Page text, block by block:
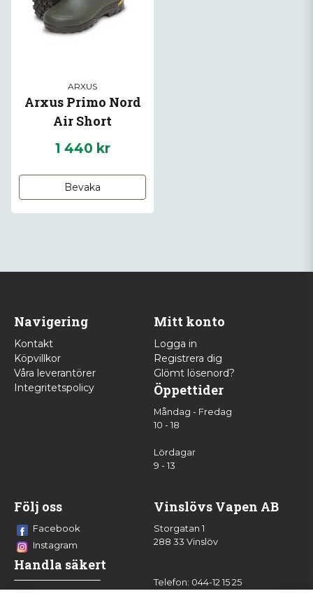
ARXUS
Arxus Primo Nord
Air Short
1 440 kr
Bevaka
Navigering
Kontakt
Köpvillkor
Våra leverantörer
Integritetspolicy
Mitt konto
Logga in
Registrera dig
Glömt lösenord?
Öppettider
Måndag - Fredag
10 - 18
Lördagar
9 - 13
Följ oss
Facebook
Instagram
Handla säkert
Vinslövs Vapen AB
Storgatan 1
288 33 Vinslöv
Telefon: 044-12 15 25